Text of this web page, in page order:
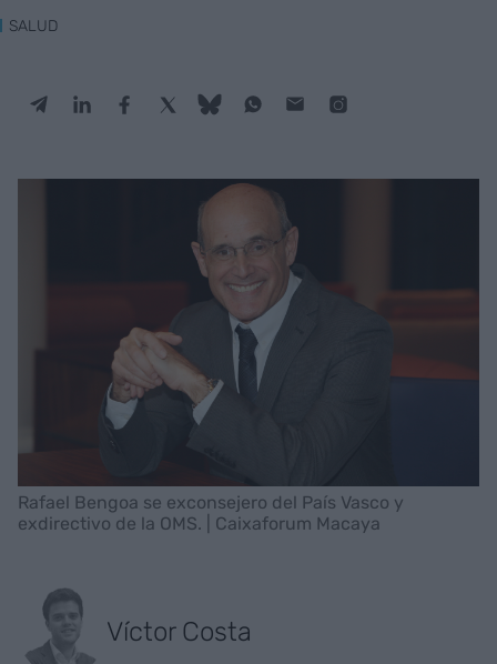
SALUD
Rafael Bengoa se exconsejero del País Vasco y
exdirectivo de la OMS. | Caixaforum Macaya
Víctor Costa